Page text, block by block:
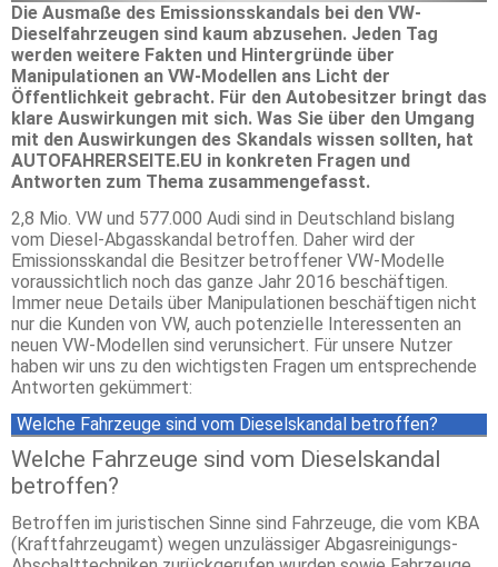
Die Ausmaße des Emissionsskandals bei den VW-
Dieselfahrzeugen sind kaum abzusehen. Jeden Tag
werden weitere Fakten und Hintergründe über
Manipulationen an VW-Modellen ans Licht der
Öffentlichkeit gebracht. Für den Autobesitzer bringt das
klare Auswirkungen mit sich. Was Sie über den Umgang
mit den Auswirkungen des Skandals wissen sollten, hat
AUTOFAHRERSEITE.EU in konkreten Fragen und
Antworten zum Thema zusammengefasst.
2,8 Mio. VW und 577.000 Audi sind in Deutschland bislang
vom Diesel-Abgasskandal betroffen. Daher wird der
Emissionsskandal die Besitzer betroffener VW-Modelle
voraussichtlich noch das ganze Jahr 2016 beschäftigen.
Immer neue Details über Manipulationen beschäftigen nicht
nur die Kunden von VW, auch potenzielle Interessenten an
neuen VW-Modellen sind verunsichert. Für unsere Nutzer
haben wir uns zu den wichtigsten Fragen um entsprechende
Antworten gekümmert:
Welche Fahrzeuge sind vom Dieselskandal betroffen?
Welche Fahrzeuge sind vom Dieselskandal
betroffen?
Betroffen im juristischen Sinne sind Fahrzeuge, die vom KBA
(Kraftfahrzeugamt) wegen unzulässiger Abgasreinigungs-